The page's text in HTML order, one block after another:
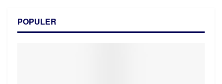
POPULER